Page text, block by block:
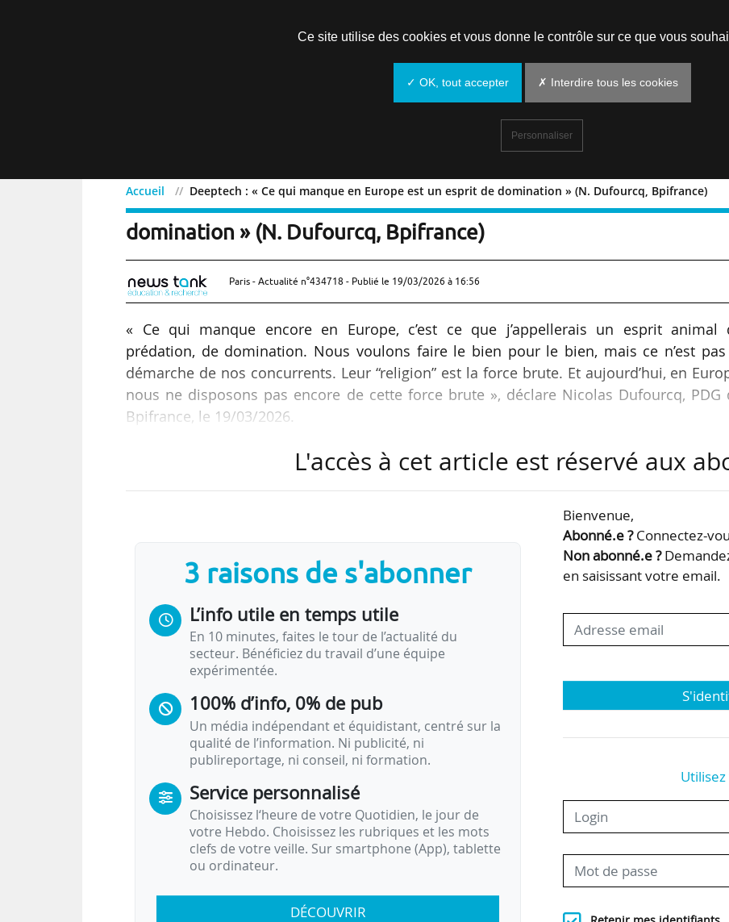
Accueil Deeptech : « Ce qui manque en Europe est un esprit de domination » (N. Dufourcq, Bpifrance)
Deeptech : « Ce qui manque en Europe est un esprit de
domination » (N. Dufourcq, Bpifrance)
Paris - Actualité n°434718 - Publié le 19/03/2026 à 16:56
« Ce qui manque encore en Europe, c’est ce que j’appellerais un esprit animal
prédation, de domination. Nous voulons faire le bien pour le bien, mais ce n’est
démarche de nos concurrents. Leur “religion” est la force brute. Et aujourd’hui, en
nous ne disposons pas encore de cette force brute », déclare Nicolas Dufourcq, PDG
Bpifrance, le 19/03/2026.
Il s’exprime à l’occasion du Deeptech Summit, dans le cadre de l’European Deeptech
« Nous pouvons continuer à produire de la science, de l’intelligence, des formations,
talents, mais si nous n’ajoutons pas à cela une forme de force brute — qui ne peut
reposer seulement sur l’argent public — nous nous retrouverons dans la même…
L'accès à cet article est réservé aux
3 raisons de s'abonner
L’info utile en temps utile
En 10 minutes, faites le tour de l’actualité du
secteur. Bénéficiez du travail d’une équipe
expérimentée.
100% d’info, 0% de pub
Un média indépendant et équidistant, centré sur la
qualité de l’information. Ni publicité, ni
publireportage, ni conseil, ni formation.
Service personnalisé
Choisissez l‘heure de votre Quotidien, le jour de
votre Hebdo. Choisissez les rubriques et les mots
clefs de votre veille. Sur smartphone (App), tablette
ou ordinateur.
DÉCOUVRIR
Bienvenue,
Abonné.e ?Connectez-
Non abonné.e ?
en saisissant votre email.
Ce site utilise des cookies et vous donne le contrôle sur ce que vous
✓ OK, tout accepter ✗ Interdire tous les cookies
Personnaliser